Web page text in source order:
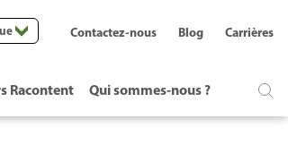
Racontent Qui sommes-nous ?
Contactez-nous Blog Carrières